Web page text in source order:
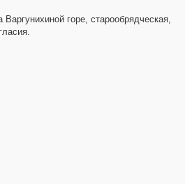
горе, старообрядческая,